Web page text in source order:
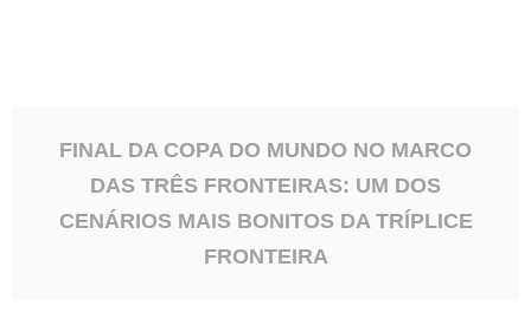
FINAL DA COPA DO MUNDO NO MARCO
DAS TRÊS FRONTEIRAS: UM DOS
CENÁRIOS MAIS BONITOS DA TRÍPLICE
FRONTEIRA